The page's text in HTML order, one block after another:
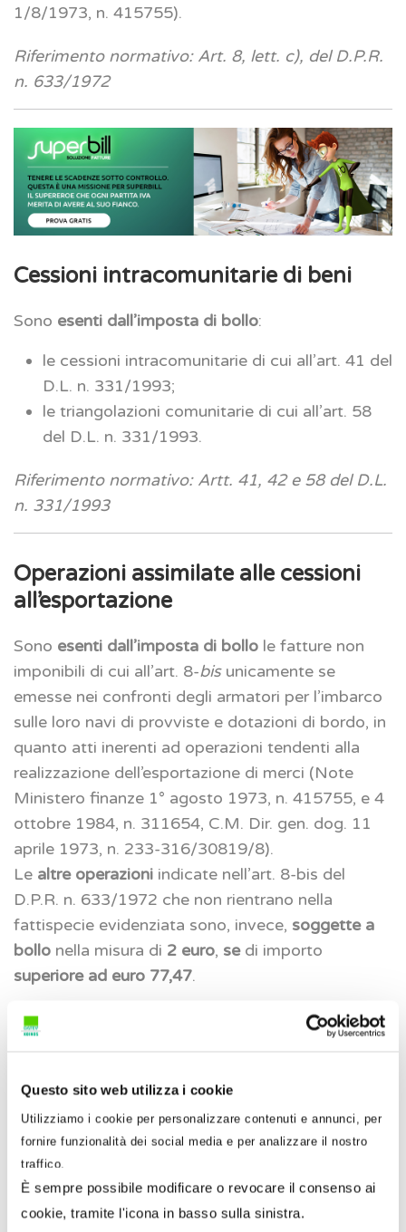
Questo sito web utilizza i cookie
Utilizziamo i cookie per personalizzare contenuti e annunci, per
fornire funzionalità dei social media e per analizzare il nostro
traffico.
È sempre possibile modificare o revocare il consenso ai
cookie, tramite l'icona in basso sulla sinistra.
1/8/1973, n. 415755).
Riferimento normativo: Art. 8, lett. c), del D.P.R.
n. 633/1972
Cessioni intracomunitarie di beni
Sono esenti dall’imposta di bollo:
le cessioni intracomunitarie di cui all’art. 41 del
D.L. n. 331/1993;
le triangolazioni comunitarie di cui all’art. 58
del D.L. n. 331/1993.
Riferimento normativo: Artt. 41, 42 e 58 del D.L.
n. 331/1993
Operazioni assimilate alle cessioni
all’esportazione
Sono esenti dall’imposta di bollo le fatture non
imponibili di cui all’art. 8-bisunicamente se
emesse nei confronti degli armatori per l’imbarco
sulle loro navi di provviste e dotazioni di bordo, in
quanto atti inerenti ad operazioni tendenti alla
realizzazione dell’esportazione di merci (Note
Ministero finanze 1° agosto 1973, n. 415755, e 4
ottobre 1984, n. 311654, C.M. Dir. gen. dog. 11
aprile 1973, n. 233-316/30819/8).
Le altre operazioni indicate nell’art. 8-bis del
D.P.R. n. 633/1972 che non rientrano nella
fattispecie evidenziata sono, invece, soggette a
bollo nella misura di 2 euro, sedi importo
superiore ad euro 77,47.
Riferimento normativo: Art. 8-bis del D.P.R. n.
633/1972, Nota Ministero finanze 1/8/1973, n.
311654, C.M. Direzione dogane 11/4/1973, n.
233-316/30819/8
Servizi internazionali